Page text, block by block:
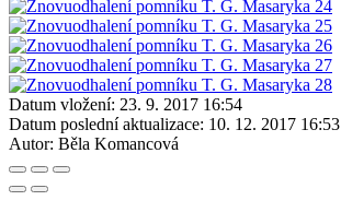
Datum vložení: 23. 9. 2017 16:54
Datum poslední aktualizace: 10. 12. 2017 16:53
Autor: Běla Komancová